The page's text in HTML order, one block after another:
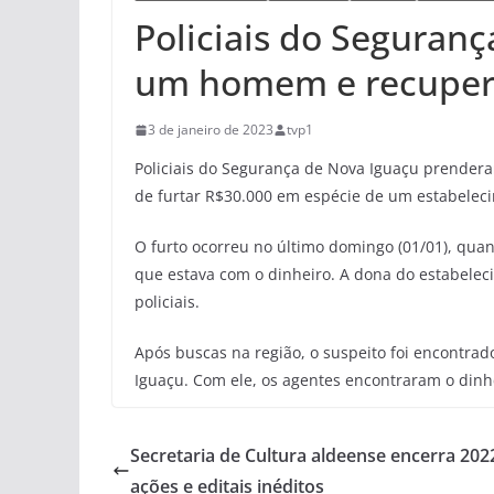
Policiais do
um homem e
3 de janeiro de 2023 tvp1
Policiais do Segurança de Nova Iguaçu
de furtar R$30.000 em espécie de um
O furto ocorreu no último domingo (01/01),
que estava com o dinheiro. A dona do
policiais.
Após buscas na região, o suspeito foi
Iguaçu. Com ele, os agentes encontraram o
Secretaria de Cultura aldeense encerra
ações e editais inéditos